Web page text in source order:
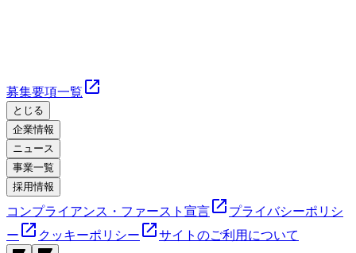
募集要項一覧
とじる
企業情報
ニュース
事業一覧
採用情報
コンプライアンス・ファースト宣言
プライバシーポリシ
ー
クッキーポリシー サイトのご利用について